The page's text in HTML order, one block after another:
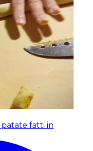
patate fatti in